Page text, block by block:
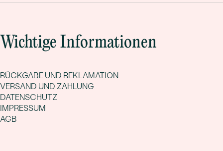
Wichtige Informationen
RÜCKGABE UND REKLAMATION
VERSAND UND ZAHLUNG
DATENSCHUTZ
IMPRESSUM
AGB